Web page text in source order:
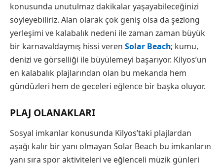
konusunda unutulmaz dakikalar yaşayabileceğinizi
söyleyebiliriz. Alan olarak çok geniş olsa da şezlong
yerleşimi ve kalabalık nedeni ile zaman zaman büyük
bir karnavaldaymış hissi veren Solar Beach; kumu,
denizi ve görselliği ile büyülemeyi başarıyor. Kilyos’un
en kalabalık plajlarından olan bu mekanda hem
gündüzleri hem de geceleri eğlence bir başka oluyor.
PLAJ OLANAKLARI
Sosyal imkanlar konusunda Kilyos’taki plajlardan
aşağı kalır bir yanı olmayan Solar Beach bu imkanların
yanı sıra spor aktiviteleri ve eğlenceli müzik günleri